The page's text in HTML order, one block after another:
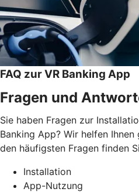
FAQ zur VR Banking App
Fragen und
Sie haben Fragen zur
Banking App? Wir helfen
den häufigsten Fragen finden
Installation
App-Nutzung